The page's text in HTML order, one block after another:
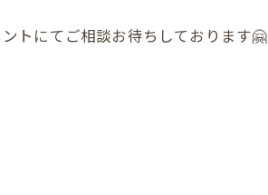
トにてご相談お待ちしております🤗